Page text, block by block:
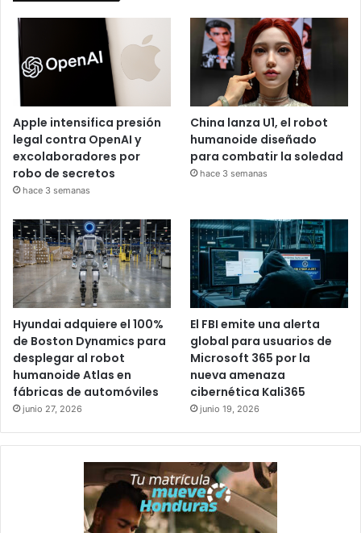
Apple intensifica presión
legal contra OpenAI y
excolaboradores por
robo de secretos
hace 3 semanas
China lanza U1, el robot
humanoide diseñado
para combatir la soledad
hace 3 semanas
Hyundai adquiere el 100%
de Boston Dynamics para
desplegar al robot
humanoide Atlas en
fábricas de automóviles
junio 27, 2026
El FBI emite una alerta
global para usuarios de
Microsoft 365 por la
nueva amenaza
cibernética Kali365
junio 19, 2026